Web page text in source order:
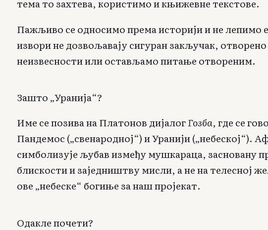
тема то захтева, користимо и књижевне текстове.
Пажљиво се односимо према историји и не лепимо
извори не дозвољавају сигуран закључак,
неизвесности или остављамо питање отвореним.
Зашто „Уранија“?
Име се позива на Платонов дијалогГозба, где се
Пандемос („свенародној“) и Уранији („небеској“).
симболизује љубав између мушкараца, засновану
блискости и заједништву мисли, а не на телесној
ове „небеске“ богиње за наш пројекат.
Одакле почети?